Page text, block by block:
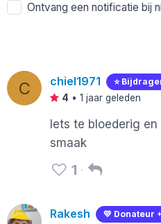
Ontvang een notificatie bij
C chiel1971 ⭐️
4 • 1 jaar geleden
Iets te bloederig
smaak
1
Rakesh 💛 Donateur